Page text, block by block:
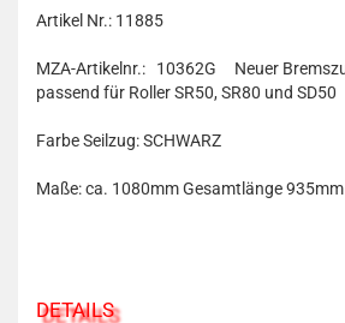
Artikel Nr.: 11885
MZA-Artikelnr.: 10362G
Neuer
passend für Roller SR50, SR80 und SD50
Farbe Seilzug: SCHWARZ
Maße: ca. 1080mm Gesamtlänge
DETAILS